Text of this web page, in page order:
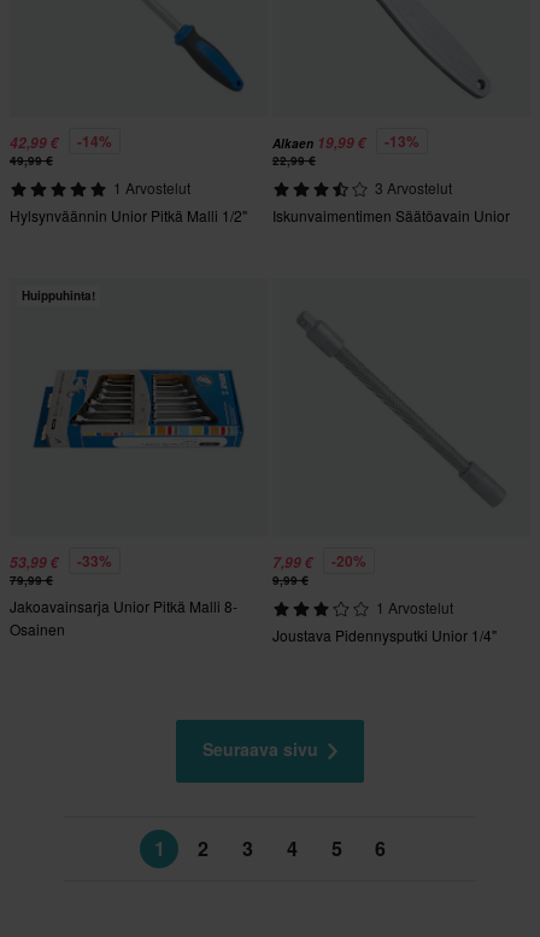
42,99 € -14%
49,99 €
1 Arvostelut
Hylsynväännin Unior Pitkä Malli 1/2"
Alkaen 19,99 € -13%
22,99 €
3 Arvostelut
Iskunvaimentimen Säätöavain Unior
Huippuhinta!
53,99 € -33%
79,99 €
Jakoavainsarja Unior Pitkä Malli 8-
Osainen
7,99 € -20%
9,99 €
1 Arvostelut
Joustava Pidennysputki Unior 1/4"
Seuraava sivu
1 2 3 4 5 6